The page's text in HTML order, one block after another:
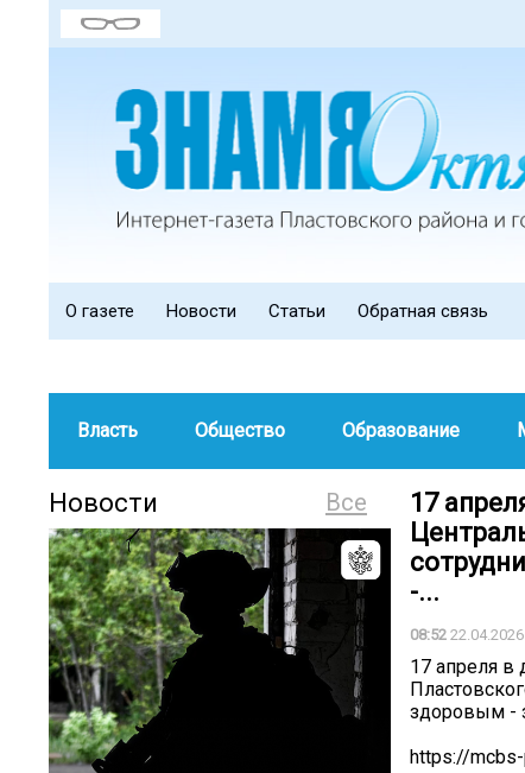
О газете Новости Статьи Обратная связь
Власть Общество Образование
Все
Новости
17
-...
08:52 22.04.2026
17 апреля в
здоровым -
https://